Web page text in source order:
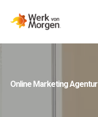
Online Marketing Agentur